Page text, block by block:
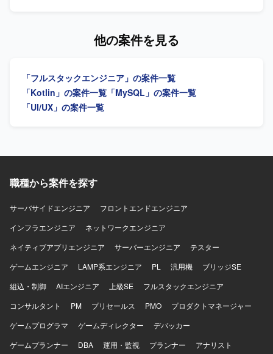
Android（Kotlin）、iOS（Swift）、Webアプリ（React,
ーションができる方を歓迎いたします。既存のコードに対
Androidアプリケーションの改善サイクルを継続的に経験で
きる環境です。既存コードの改善提案を行うことで、設計
や品質向上に深く関わることができます。 【開発環境】
Androidアプリケーション開発環境にて、MVVMアーキテク
他の案件を見る
「フルスタックエンジニア」の案件一覧
「Kotlin」の案件一覧 「MySQL」の案件一覧
「UI/UX」の案件一覧
職種から案件を探す
サーバサイドエンジニア
フロントエンドエンジニア
インフラエンジニア
ネットワークエンジニア
ネイティブアプリエンジニア
サーバーエンジニア
テスター
ゲームエンジニア
LAMP系エンジニア PL 汎用機
ブリッジSE
組込・制御
AIエンジニア 上級SE
フルスタックエンジニア
コンサルタント
PM プリセールス PMO
プロダクトマネージャー
ゲームプログラマ
ゲームディレクター
デバッカー
ゲームプランナー
DBA 運用・監視 プランナー
アナリスト